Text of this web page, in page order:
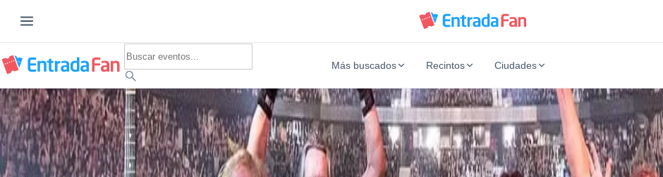
Más buscados Recintos Ciudades
Iron Maiden
Entradas Iron Maiden Argentina